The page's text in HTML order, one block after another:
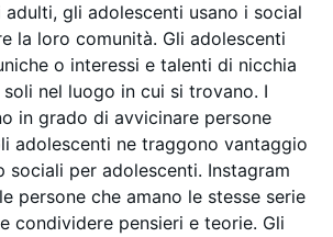
gli adolescenti usano i social
la loro comunità. Gli adolescenti
o interessi e talenti di nicchia
nel luogo in cui si trovano. I
in grado di avvicinare persone
adolescenti ne traggono vantaggio
sociali per adolescenti. Instagram
persone che amano le stesse serie
condividere pensieri e teorie. Gli